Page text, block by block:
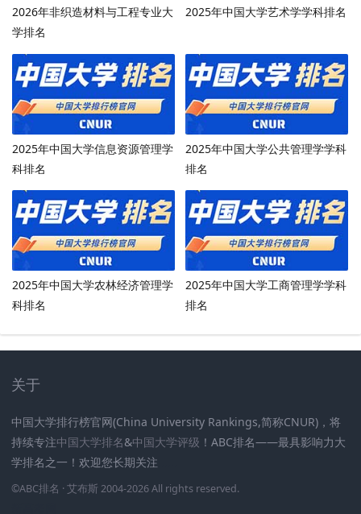
2026年非织造材料与工程专业大
学排名
2025年中国大学艺术学学科排名
2025年中国大学信息资源管理学
科排名
2025年中国大学公共管理学学科
排名
2025年中国大学农林经济管理学
科排名
2025年中国大学工商管理学学科
排名
关于
中国大学排行榜官网(China University Rankings,简称CNUR)，将
持续专注中国大学排名&中国大学评级 ！ABC排名——最具影响力大
学排名之一！欢迎您长期关注
©ABC排名 · 艾布斯 2004-2026 All rights reserved.